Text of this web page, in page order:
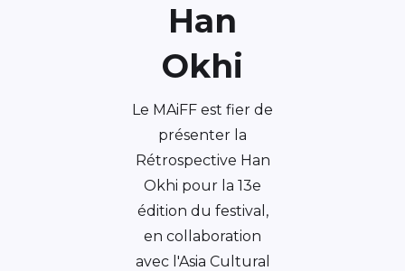
Han
Okhi
Le MAiFF est fier de
présenter la
Rétrospective Han
Okhi pour la 13e
édition du festival,
en collaboration
avec l'Asia Cultural